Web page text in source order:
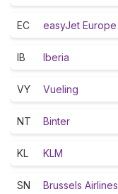
EC easyJet Europe
IB Iberia
VY Vueling
NT Binter
KL KLM
SN Brussels Airlines